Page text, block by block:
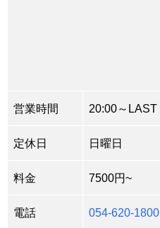
営業時間 20:00～LAST
定休日 日曜日
料金 7500円~
電話 054-620-1800